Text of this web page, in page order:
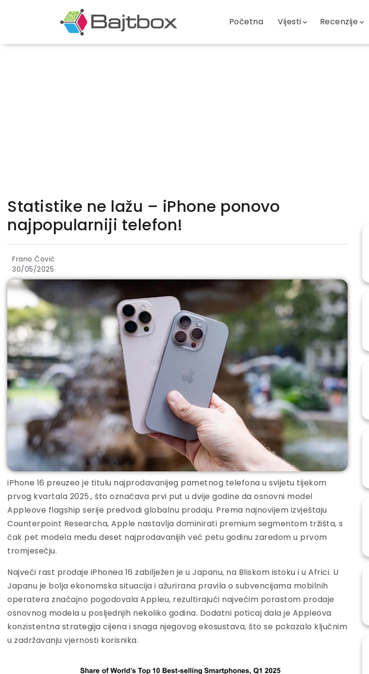
Početna Vijesti Recenzije
Statistike ne lažu – iPhone ponovo
najpopularniji telefon!
Frano Čović
30/05/2025
iPhone 16 preuzeo je titulu najprodavanijeg pametnog telefona u svijetu tijekom
prvog kvartala 2025., što označava prvi put u dvije godine da osnovni model
Appleove flagship serije predvodi globalnu prodaju. Prema najnovijem izvještaju
Counterpoint Researcha, Apple nastavlja dominirati premium segmentom tržišta, s
čak pet modela među deset najprodavanijih već petu godinu zaredom u prvom
tromjesečju.
Najveći rast prodaje iPhonea 16 zabilježen je u Japanu, na Bliskom istoku i u Africi. U
Japanu je bolja ekonomska situacija i ažurirana pravila o subvencijama mobilnih
operatera značajno pogodovala Appleu, rezultirajući najvećim porastom prodaje
osnovnog modela u posljednjih nekoliko godina. Dodatni poticaj dala je Appleova
konzistentna strategija cijena i snaga njegovog ekosustava, što se pokazalo ključnim
u zadržavanju vjernosti korisnika.